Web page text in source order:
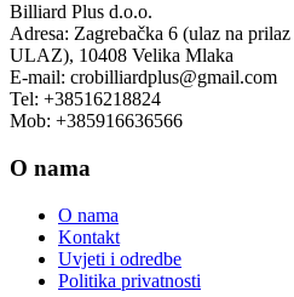
Billiard Plus d.o.o.
Adresa: Zagrebačka 6 (ulaz na
ULAZ), 10408 Velika Mlaka
E-mail: crobilliardplus@gmail.com
Tel: +38516218824
Mob: +385916636566
O nama
O nama
Kontakt
Uvjeti i odredbe
Politika privatnosti